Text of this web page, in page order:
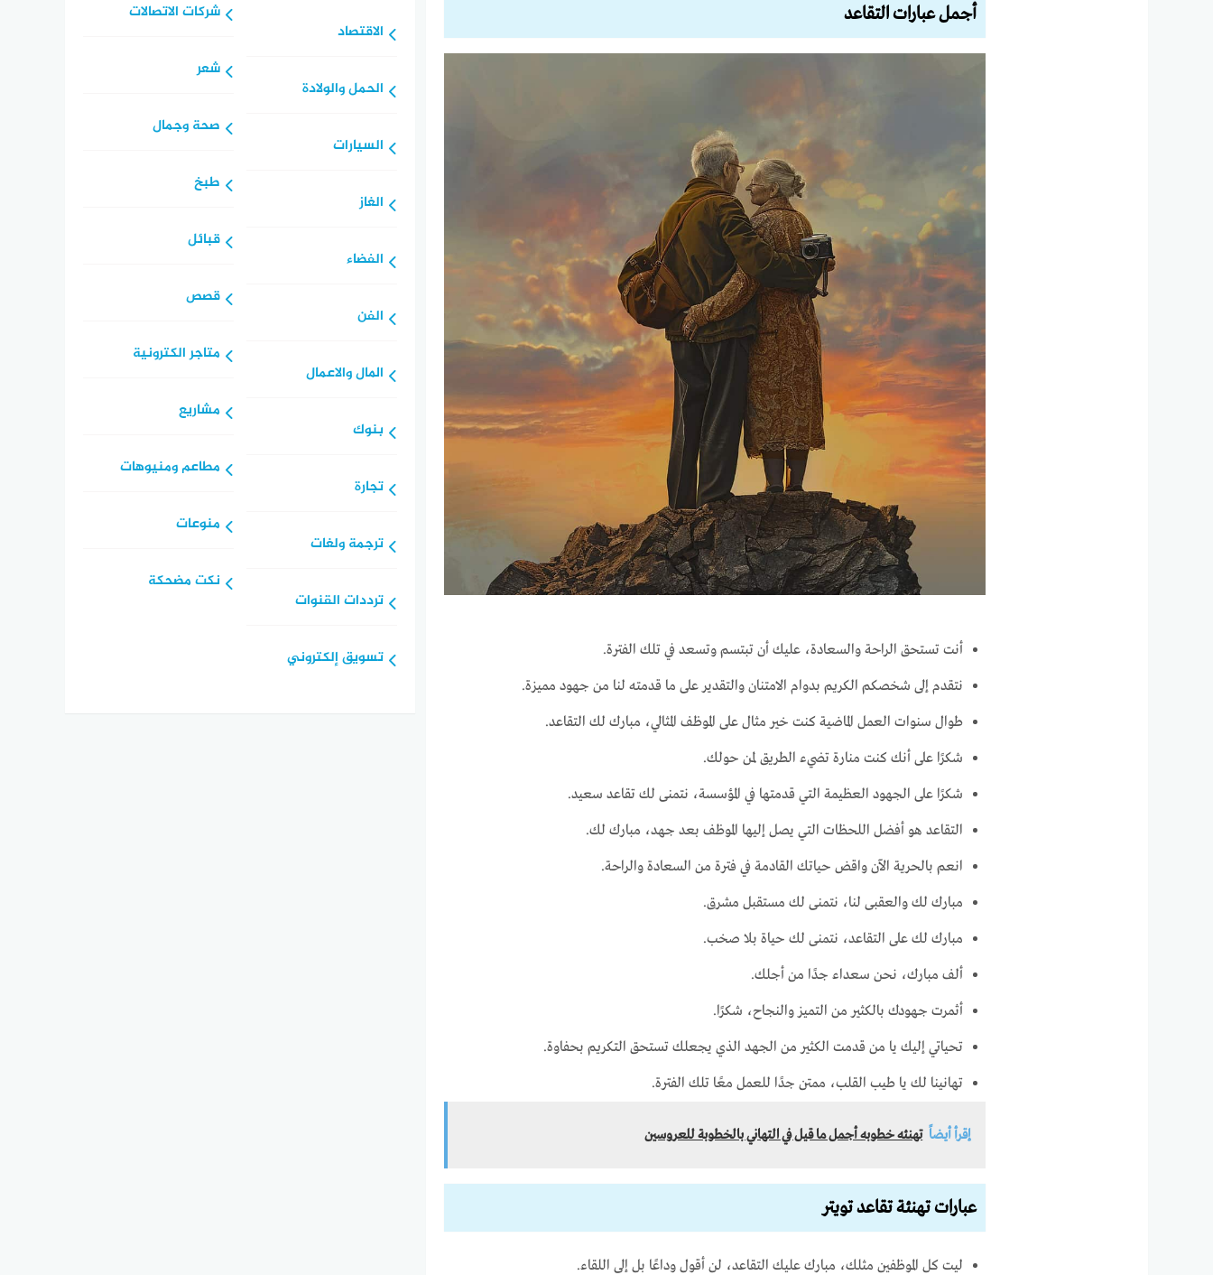
أجمل عبارات التقاعد
أنت تستحق الراحة والسعادة، عليك أن تبتسم وتسعد في تلك الفترة.
نتقدم إلى شخصكم الكريم بدوام الامتنان والتقدير على ما قدمته لنا من جهود مميزة.
طوال سنوات العمل الماضية كنت خير مثال على الموظف المثالي، مبارك لك التقاعد.
شكرًا على أنك كنت منارة تضيء الطريق لمن حولك.
شكرًا على الجهود العظيمة التي قدمتها في المؤسسة، نتمنى لك تقاعد سعيد.
التقاعد هو أفضل اللحظات التي يصل إليها الموظف بعد جهد، مبارك لك.
انعم بالحرية الآن واقض حياتك القادمة في فترة من السعادة والراحة.
مبارك لك والعقبى لنا، نتمنى لك مستقبل مشرق.
مبارك لك على التقاعد، نتمنى لك حياة بلا صخب.
ألف مبارك، نحن سعداء جدًا من أجلك.
أثمرت جهودك بالكثير من التميز والنجاح، شكرًا.
تحياتي إليك يا من قدمت الكثير من الجهد الذي يجعلك تستحق التكريم بحفاوة.
تهانينا لك يا طيب القلب، ممتن جدًا للعمل معًا تلك الفترة.
إقرأ أيضاً تهنئه خطوبه أجمل ما قيل في التهاني بالخطوبة للعروسين
عبارات تهنئة تقاعد تويتر
ليت كل الموظفين مثلك، مبارك عليك التقاعد، لن أقول وداعًا بل إلى اللقاء.
الاقتصاد
الحمل والولادة
السيارات
الغاز
الفضاء
الفن
المال والاعمال
بنوك
تجارة
ترجمة ولغات
ترددات القنوات
تسويق إلكتروني
شركات الاتصالات
شعر
صحة وجمال
طبخ
قبائل
قصص
متاجر الكترونية
مشاريع
مطاعم ومنيوهات
منوعات
نكت مضحكة